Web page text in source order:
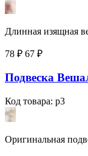
Длинная изящная
78 ₽ 67 ₽
Подвеска
Код товара: p3
Оригинальная